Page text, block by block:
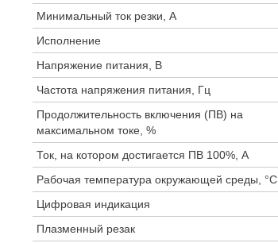
Минимальный ток резки, А
Исполнение
Напряжение питания, В
Частота напряжения питания, Гц
Продолжительность включения (ПВ) на
максимальном токе, %
Ток, на котором достигается ПВ 100%, А
Рабочая температура окружающей среды, °С
Цифровая индикация
Плазменный резак